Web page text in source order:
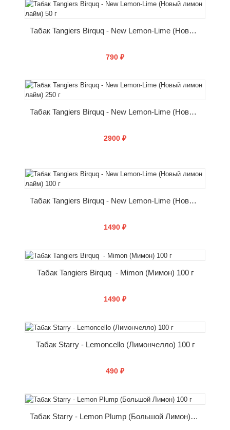
КУПИТЬ
Табак Tangiers Birquq - New Lemon-Lime (Новый лимон лайм) 50 г
790 ₽
КУПИТЬ
Табак Tangiers Birquq - New Lemon-Lime (Новый лимон лайм) 250 г
2900 ₽
КУПИТЬ
Табак Tangiers Birquq - New Lemon-Lime (Новый лимон лайм) 100 г
1490 ₽
КУПИТЬ
Табак Tangiers Birquq - Mimon (Мимон) 100 г
1490 ₽
КУПИТЬ
Табак Starry - Lemoncello (Лимончелло) 100 г
490 ₽
КУПИТЬ
Табак Starry - Lemon Plump (Большой Лимон) 100 г